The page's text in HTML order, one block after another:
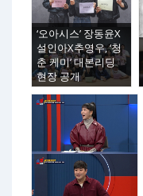
‘오아시스’ 장동윤X
설인아X추영우, ‘청
춘 케미’ 대본리딩
현장 공개